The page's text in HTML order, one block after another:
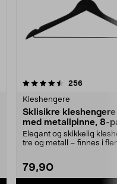
256
Kleshengere
Sklisikre
med metallpinne, 8-
Elegant og skikkelig
tre og metall – finnes i
79,90
4.5av 5 stjerner